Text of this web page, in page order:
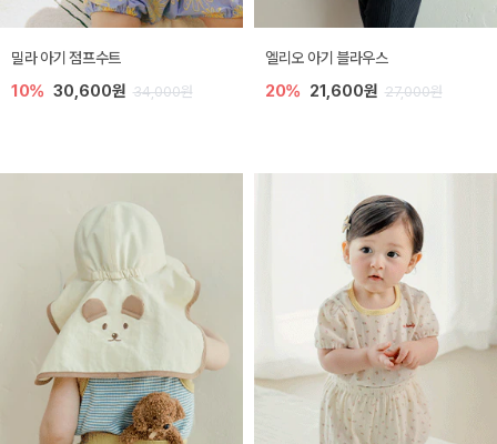
밀라 아기 점프수트
10% 30,600원 34,000원
엘리오 아기 블라우스
20% 21,600원 27,000원